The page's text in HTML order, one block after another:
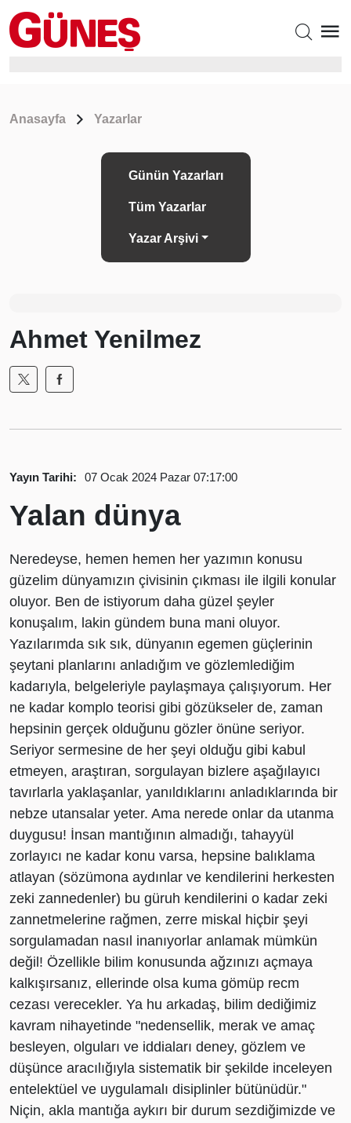
Anasayfa Yazarlar
Günün Yazarları
Tüm Yazarlar
Yazar Arşivi
Ahmet Yenilmez
Yayın Tarihi: 07 Ocak 2024 Pazar 07:17:00
Yalan dünya
Neredeyse, hemen hemen her yazımın konusu
güzelim dünyamızın çivisinin çıkması ile ilgili konular
oluyor. Ben de istiyorum daha güzel şeyler
konuşalım, lakin gündem buna mani oluyor.
Yazılarımda sık sık, dünyanın egemen güçlerinin
şeytani planlarını anladığım ve gözlemlediğim
kadarıyla, belgeleriyle paylaşmaya çalışıyorum. Her
ne kadar komplo teorisi gibi gözükseler de, zaman
hepsinin gerçek olduğunu gözler önüne seriyor.
Seriyor sermesine de her şeyi olduğu gibi kabul
etmeyen, araştıran, sorgulayan bizlere aşağılayıcı
tavırlarla yaklaşanlar, yanıldıklarını anladıklarında bir
nebze utansalar yeter. Ama nerede onlar da utanma
duygusu! İnsan mantığının almadığı, tahayyül
zorlayıcı ne kadar konu varsa, hepsine balıklama
atlayan (sözümona aydınlar ve kendilerini herkesten
zeki zannedenler) bu güruh kendilerini o kadar zeki
zannetmelerine rağmen, zerre miskal hiçbir şeyi
sorgulamadan nasıl inanıyorlar anlamak mümkün
değil! Özellikle bilim konusunda ağzınızı açmaya
kalkışırsanız, ellerinde olsa kuma gömüp recm
cezası verecekler. Ya hu arkadaş, bilim dediğimiz
kavram nihayetinde "nedensellik, merak ve amaç
besleyen, olguları ve iddiaları deney, gözlem ve
düşünce aracılığıyla sistematik bir şekilde inceleyen
entelektüel ve uygulamalı disiplinler bütünüdür."
Niçin, akla mantığa aykırı bir durum sezdiğimizde ve